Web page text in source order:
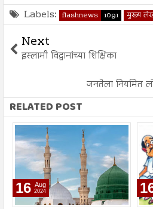
Labels: flashnews 1091 मुख्य
Next
इस्लामी विद्वानांच्या शिक्षिका
जनतेला नियमित
RELATED POST
16 Aug
2024